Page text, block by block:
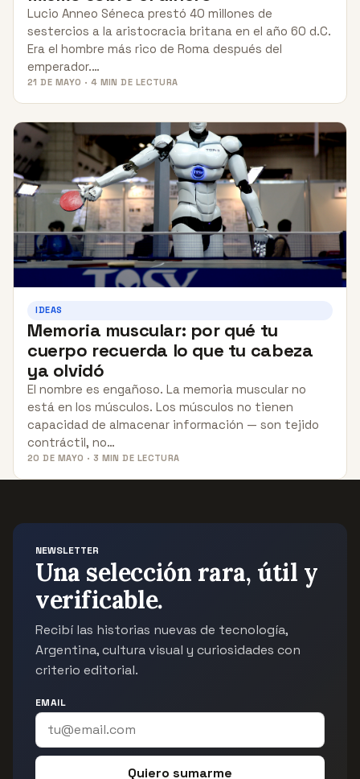
Lucio Anneo Séneca prestó 40 millones de
sestercios a la aristocracia britana en el año 60 d.C.
Era el hombre más rico de Roma después del
emperador.…
21 DE MAYO · 4 MIN DE LECTURA
IDEAS
Memoria muscular: por qué tu
cuerpo recuerda lo que tu cabeza
ya olvidó
El nombre es engañoso. La memoria muscular no
está en los músculos. Los músculos no tienen
capacidad de almacenar información — son tejido
contráctil, no…
20 DE MAYO · 3 MIN DE LECTURA
NEWSLETTER
Una selección rara, útil y
verificable.
Recibí las historias nuevas de tecnología,
Argentina, cultura visual y curiosidades con
criterio editorial.
EMAIL
Quiero sumarme